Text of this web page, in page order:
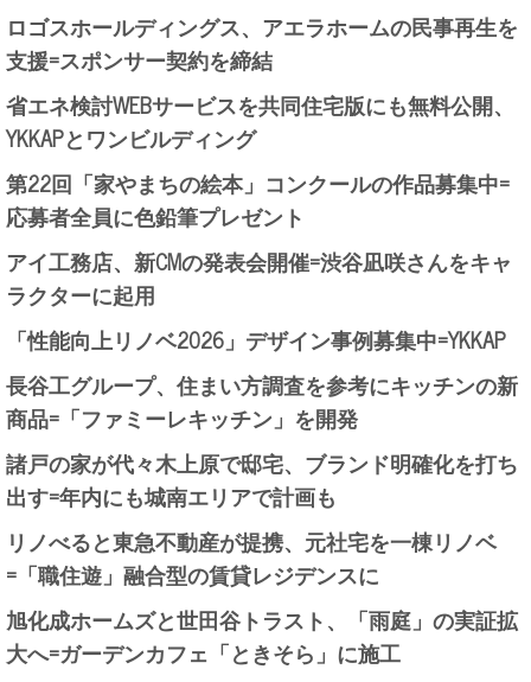
ロゴスホールディングス、アエラホームの民事再生を
支援=スポンサー契約を締結
省エネ検討WEBサービスを共同住宅版にも無料公開、
YKKAPとワンビルディング
第22回「家やまちの絵本」コンクールの作品募集中=
応募者全員に色鉛筆プレゼント
アイ工務店、新CMの発表会開催=渋谷凪咲さんをキャ
ラクターに起用
「性能向上リノベ2026」デザイン事例募集中=YKKAP
長谷工グループ、住まい方調査を参考にキッチンの新
商品=「ファミーレキッチン」を開発
諸戸の家が代々木上原で邸宅、ブランド明確化を打ち
出す=年内にも城南エリアで計画も
リノべると東急不動産が提携、元社宅を一棟リノベ
=「職住遊」融合型の賃貸レジデンスに
旭化成ホームズと世田谷トラスト、「雨庭」の実証拡
大へ=ガーデンカフェ「ときそら」に施工